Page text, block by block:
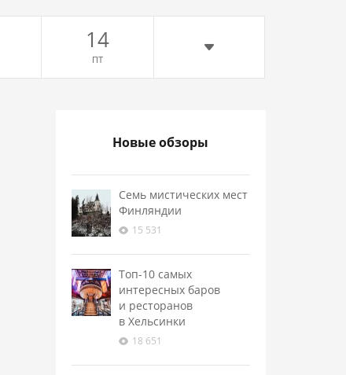
14
ПТ
Новые обзоры
Семь мистических мест
Финляндии
15 531
Топ-10 самых
интересных баров
и ресторанов
в Хельсинки
18 651